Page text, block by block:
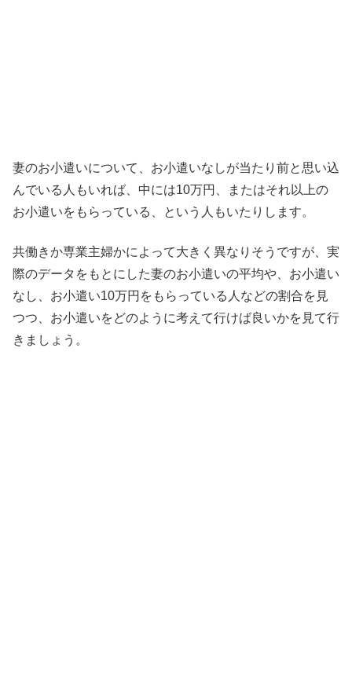
妻のお小遣いについて、お小遣いなしが当たり前と思い込
んでいる人もいれば、中には10万円、またはそれ以上の
お小遣いをもらっている、という人もいたりします。
共働きか専業主婦かによって大きく異なりそうですが、実
際のデータをもとにした妻のお小遣いの平均や、お小遣い
なし、お小遣い10万円をもらっている人などの割合を見
つつ、お小遣いをどのように考えて行けば良いかを見て行
きましょう。